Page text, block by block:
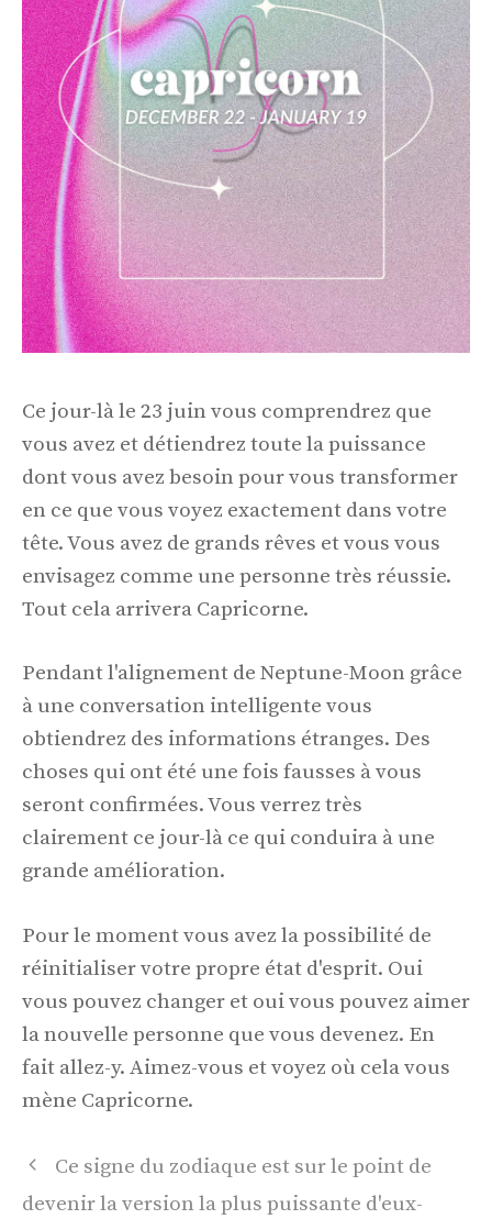
Ce jour-là le 23 juin vous comprendrez que
vous avez et détiendrez toute la puissance
dont vous avez besoin pour vous transformer
en ce que vous voyez exactement dans votre
tête. Vous avez de grands rêves et vous vous
envisagez comme une personne très réussie.
Tout cela arrivera Capricorne.
Pendant l'alignement de Neptune-Moon grâce
à une conversation intelligente vous
obtiendrez des informations étranges. Des
choses qui ont été une fois fausses à vous
seront confirmées. Vous verrez très
clairement ce jour-là ce qui conduira à une
grande amélioration.
Pour le moment vous avez la possibilité de
réinitialiser votre propre état d'esprit. Oui
vous pouvez changer et oui vous pouvez aimer
la nouvelle personne que vous devenez. En
fait allez-y. Aimez-vous et voyez où cela vous
mène Capricorne.
Navigation
des
Ce signe du zodiaque est sur le point de
devenir la version la plus puissante d'eux-